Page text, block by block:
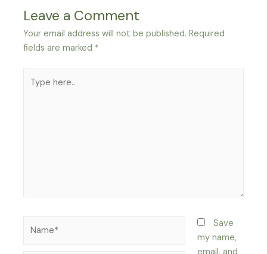
Leave a Comment
Your email address will not be published. Required
fields are marked *
here..
Save
my name,